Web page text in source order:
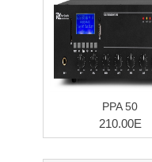
PPA 50
210.00E